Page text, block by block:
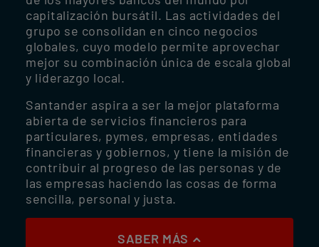
capitalización bursátil. Las actividades del
grupo se consolidan en cinco negocios
globales, cuyo modelo permite aprovechar
mejor su combinación única de escala global
y liderazgo local.
Santander aspira a ser la mejor plataforma
abierta de servicios financieros para
particulares, pymes, empresas, entidades
financieras y gobiernos, y tiene la misión de
contribuir al progreso de las personas y de
las empresas haciendo las cosas de forma
sencilla, personal y justa.
SABER MÁS